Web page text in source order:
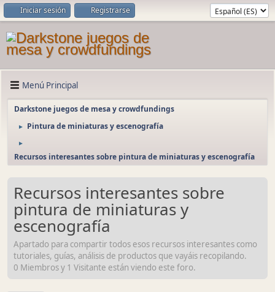
Iniciar sesión Registrarse
Menú Principal
Darkstone juegos de mesa y crowdfundings
► Pintura de miniaturas y escenografía
►
Recursos interesantes sobre pintura de miniaturas y escenografía
Recursos interesantes sobre
pintura de miniaturas y
escenografía
Apartado para compartir todos esos recursos interesantes como
tutoriales, guías, análisis de productos que vayáis recopilando.
0 Miembros y 1 Visitante están viendo este foro.